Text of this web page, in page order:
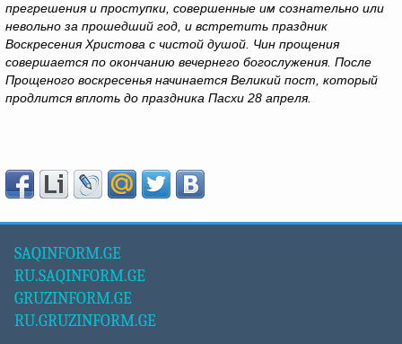
прегрешения и проступки, совершенные им сознательно или
невольно за прошедший год, и встретить праздник
Воскресения Христова с чистой душой. Чин прощения
совершается по окончанию вечернего богослужения. После
Прощеного воскресенья начинается Великий пост, который
продлится вплоть до праздника Пасхи 28 апреля.
SAQINFORM.GE
RU.SAQINFORM.GE
GRUZINFORM.GE
RU.GRUZINFORM.GE